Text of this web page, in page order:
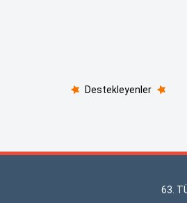
Destekleyenler
63.